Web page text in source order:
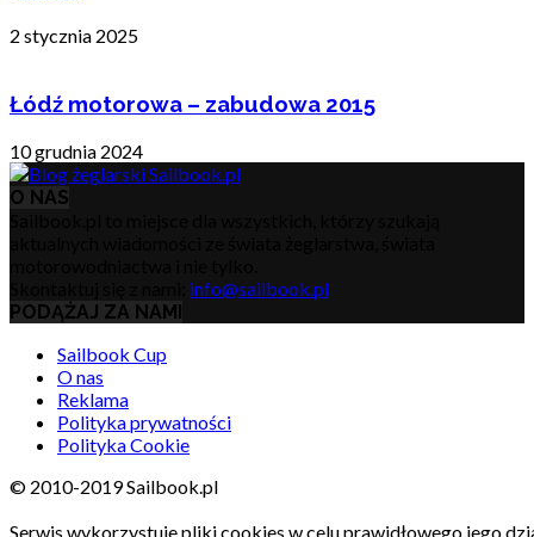
2 stycznia 2025
Łódź motorowa – zabudowa 2015
10 grudnia 2024
O NAS
info@sailbook.pl
PODĄŻAJ ZA NAMI
Sailbook Cup
O nas
Reklama
Polityka prywatności
Polityka Cookie
© 2010-2019 Sailbook.pl
Serwis wykorzystuje pliki cookies w celu prawidłowego jego